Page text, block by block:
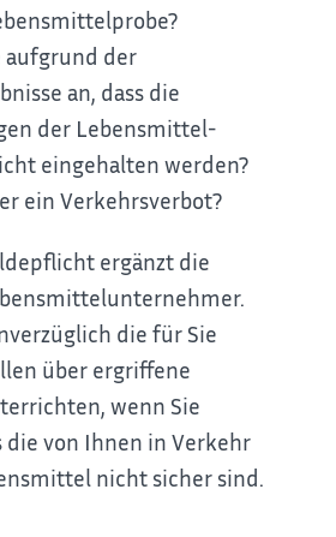
aufgrund der
an, dass die
der Lebensmittel-
eingehalten werden?
ein Verkehrsverbot?
ergänzt die
die für Sie
über ergriffene
wenn Sie
die von Ihnen in Verkehr
nicht sicher sind.